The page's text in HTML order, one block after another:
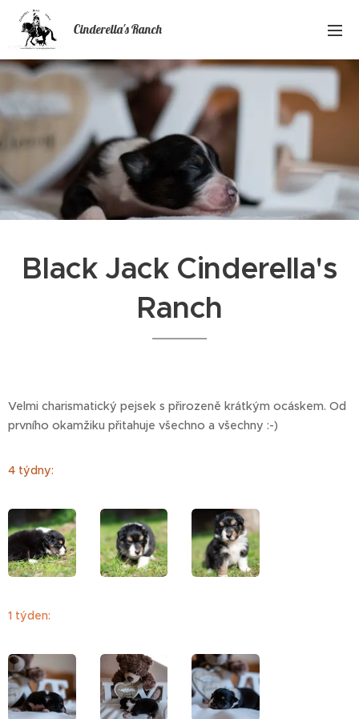
Cinderella's Ranch
Black Jack Cinderella's
Ranch
Velmi charismatický pejsek s přirozeně krátkým ocáskem. Od
prvního okamžiku přitahuje všechno a všechny :-)
4 týdny:
1 týden: